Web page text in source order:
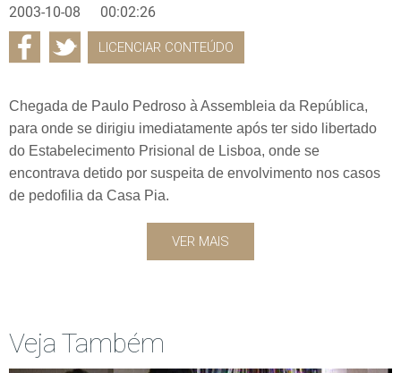
2003-10-08 00:02:26
LICENCIAR CONTEÚDO
Chegada de Paulo Pedroso à Assembleia da República,
para onde se dirigiu imediatamente após ter sido libertado
do Estabelecimento Prisional de Lisboa, onde se
encontrava detido por suspeita de envolvimento nos casos
de pedofilia da Casa Pia.
VER MAIS
Veja Também